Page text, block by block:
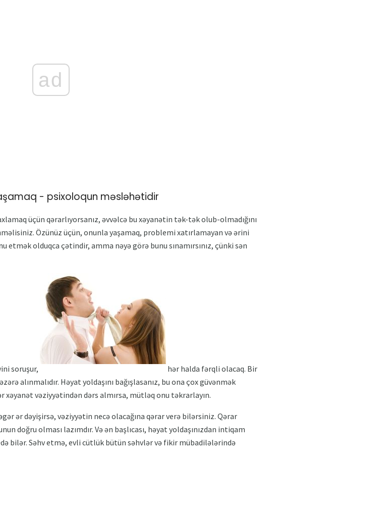
ad
- psixoloqun məsləhətidir
üçün qərarlıyorsanız, əvvəlcə bu xəyanətin tək-tək olub-olmadığını
Özünüz üçün, onunla yaşamaq, problemi xatırlamayan və ərini
olduqca çətindir, amma nəyə görə bunu sınamırsınız, çünki sən
soruşur,
hər halda fərqli olacaq. Bir
alınmalıdır. Həyat yoldaşını bağışlasanız, bu ona çox güvənmək
xəyanət vəziyyətindən dərs almırsa, mütləq onu təkrarlayın.
ər dəyişirsə, vəziyyətin necə olacağına qərar verə bilərsiniz. Qərar
doğru olması lazımdır. Və ən başlıcası, həyat yoldaşınızdan intiqam
bilər. Səhv etmə, evli cütlük bütün səhvlər və fikir mübadilələrində